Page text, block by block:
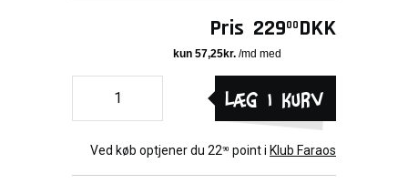
Pris 22900 DKK
Læg i kurv
Ved køb optjener du 2290 point i Klub Faraos